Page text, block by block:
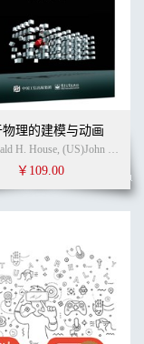
物理的建模与动画
(US)Donald H. House, (US)John C. Keyser (作者)
￥109.00